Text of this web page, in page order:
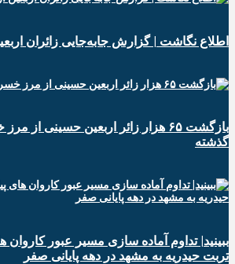
️اطلاع نگاشت | گزارش جابه‌جایی زائران
️بازگشت ۶۵ هزار زائر اربعین حسینی
گذشته
ببینید| تداوم آماده سازی مسیر عبور کاروان
تربت حیدریه به مشهد در دهه پایانی صفر